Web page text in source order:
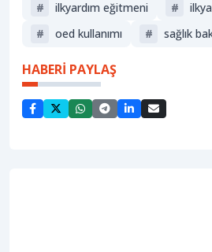
# ilkyardım eğitmeni #
#
oed kullanımı # sağlik
HABERİ PAYLAŞ